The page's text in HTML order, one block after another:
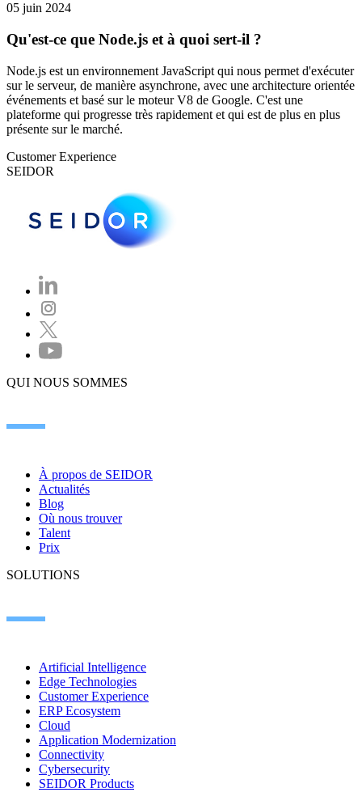
05 juin 2024
Qu'est-ce que Node.js et à quoi sert-il ?
Node.js est un environnement JavaScript qui nous permet d'exécuter
sur le serveur, de manière asynchrone, avec une architecture orientée
événements et basé sur le moteur V8 de Google. C'est une
plateforme qui progresse très rapidement et qui est de plus en plus
présente sur le marché.
Customer Experience
SEIDOR
QUI NOUS SOMMES
À propos de SEIDOR
Actualités
Blog
Où nous trouver
Talent
Prix
SOLUTIONS
Artificial Intelligence
Edge Technologies
Customer Experience
ERP Ecosystem
Cloud
Application Modernization
Connectivity
Cybersecurity
SEIDOR Products